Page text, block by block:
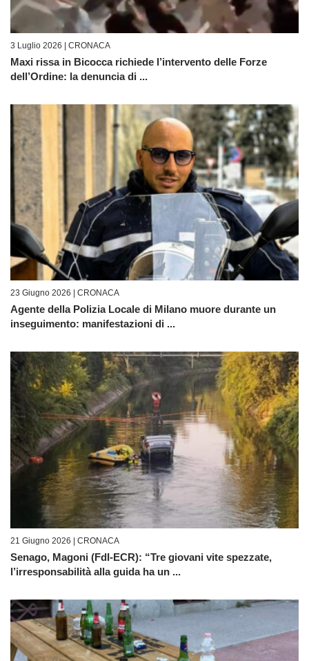
3 Luglio 2026 | CRONACA
Maxi rissa in Bicocca richiede l’intervento delle Forze
dell’Ordine: la denuncia di ...
23 Giugno 2026 | CRONACA
Agente della Polizia Locale di Milano muore durante un
inseguimento: manifestazioni di ...
21 Giugno 2026 | CRONACA
Senago, Magoni (FdI-ECR): “Tre giovani vite spezzate,
l’irresponsabilità alla guida ha un ...